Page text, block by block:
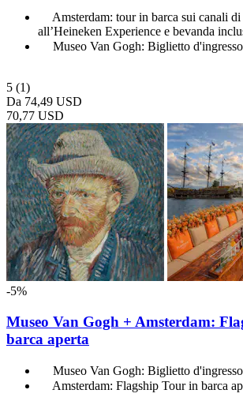
Amsterdam: tour in barca sui canali
all’Heineken Experience e bevanda
Museo Van Gogh: Biglietto d'ingresso
5 (1)
Da 74,49 USD
70,77 USD
-5%
Museo Van Gogh + Amsterdam:
barca aperta
Museo Van Gogh: Biglietto d'ingresso
Amsterdam: Flagship Tour in barca